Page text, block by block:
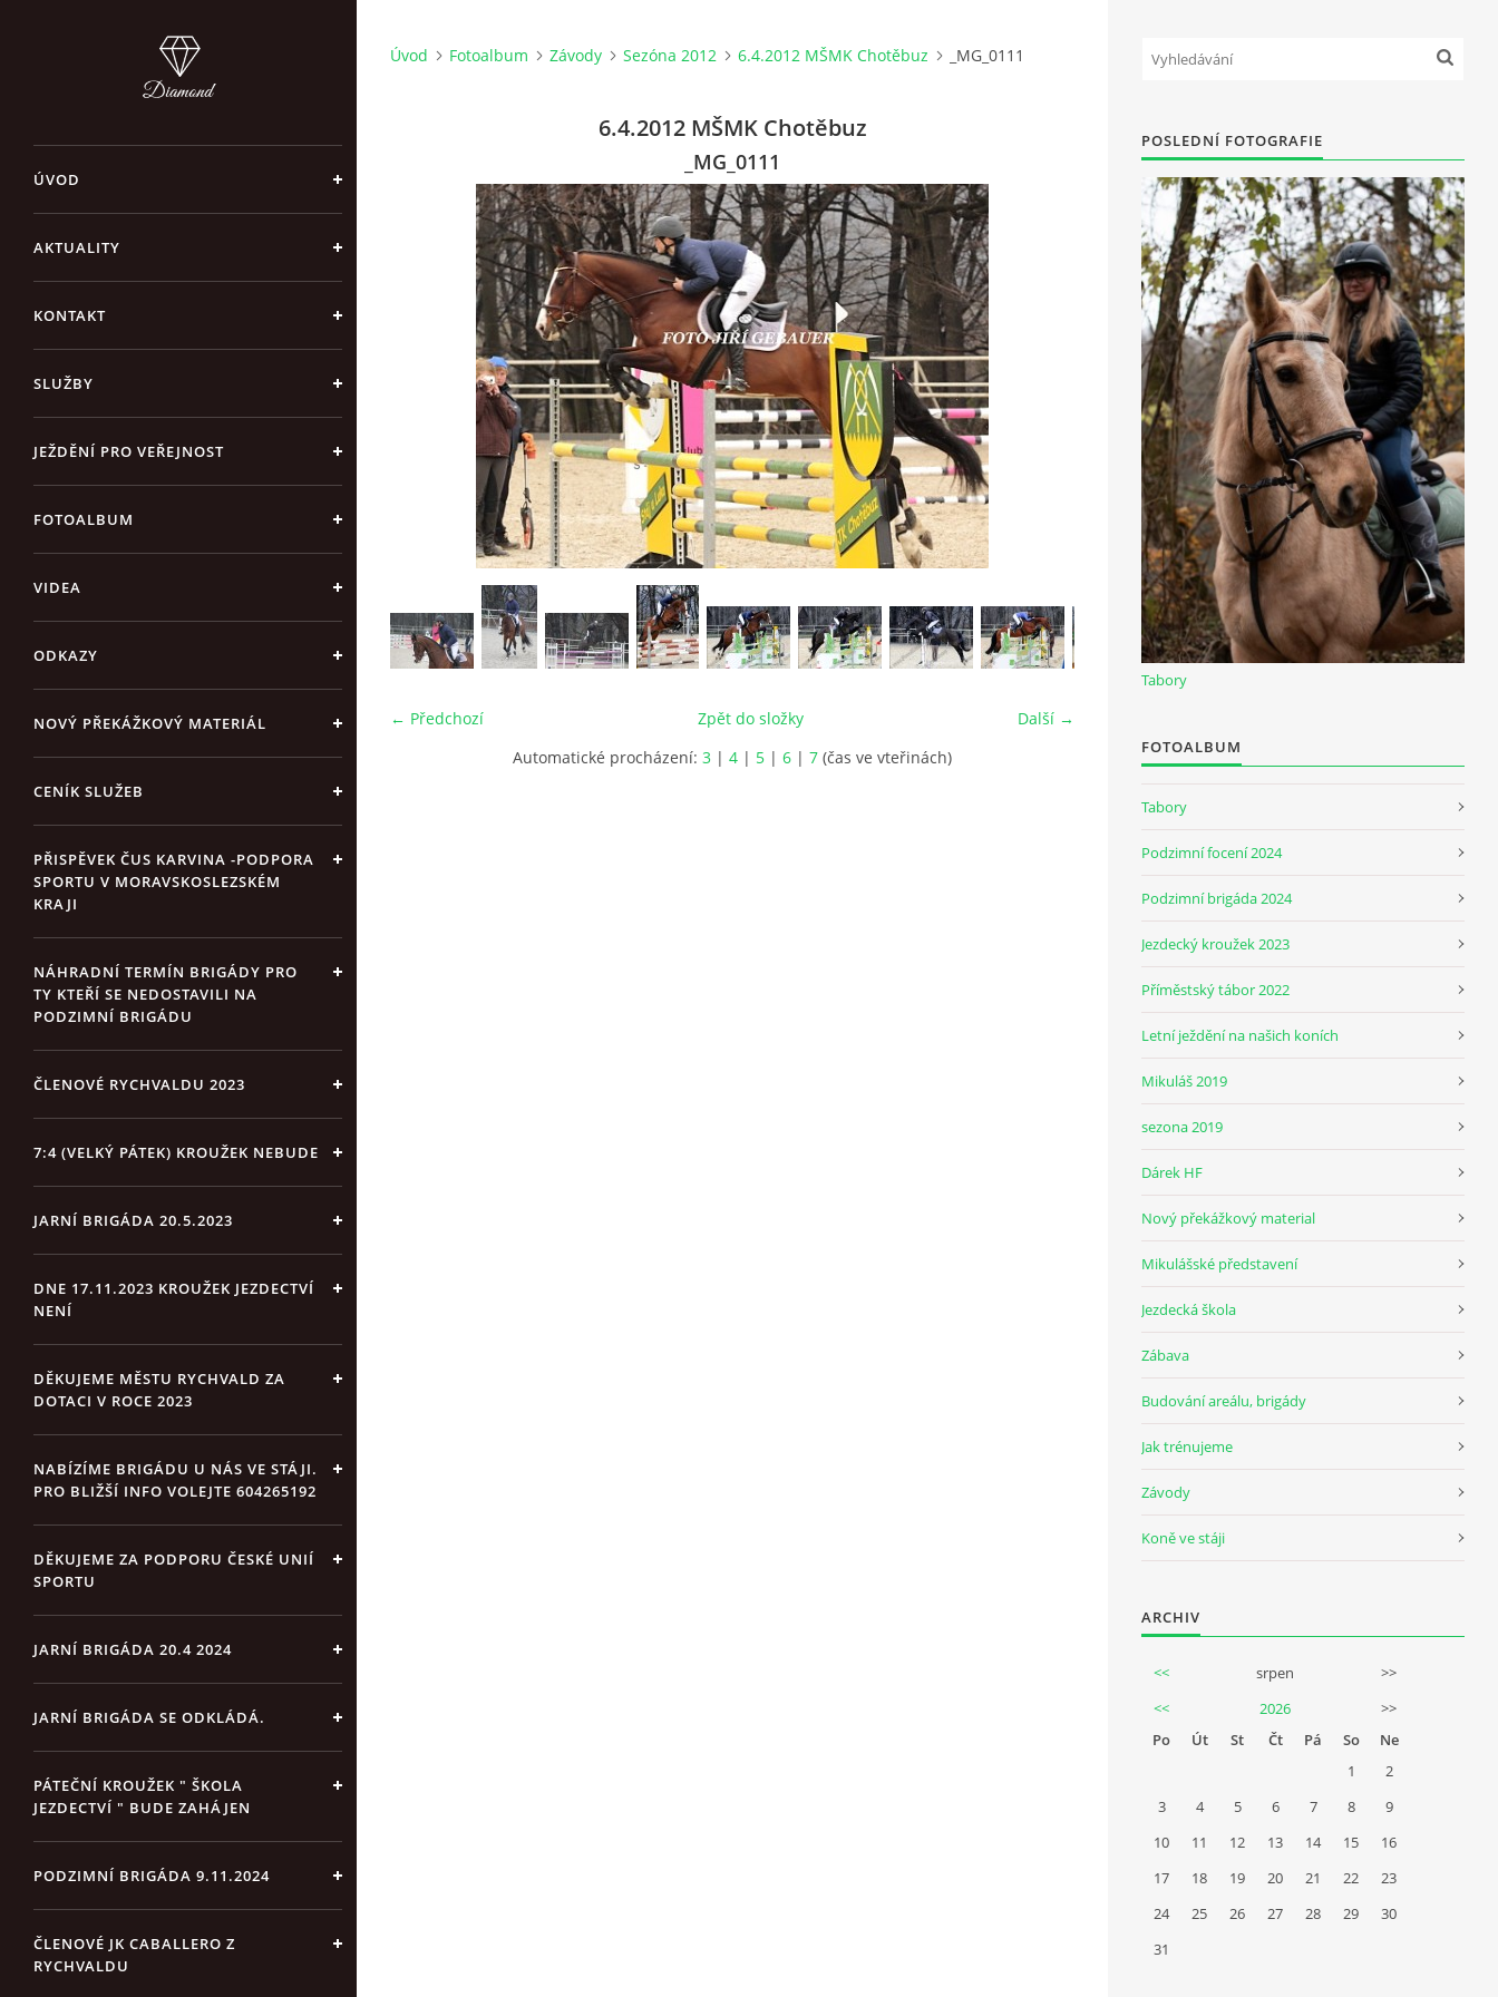
ÚVOD
AKTUALITY
KONTAKT
SLUŽBY
JEŽDĚNÍ PRO VEŘEJNOST
FOTOALBUM
VIDEA
ODKAZY
NOVÝ PŘEKÁŽKOVÝ MATERIÁL
CENÍK SLUŽEB
PŘISPĚVEK ČUS KARVINA -PODPORA
SPORTU V MORAVSKOSLEZSKÉM
KRAJI
NÁHRADNÍ TERMÍN BRIGÁDY PRO
TY KTEŘÍ SE NEDOSTAVILI NA
PODZIMNÍ BRIGÁDU
ČLENOVÉ RYCHVALDU 2023
7:4 (VELKÝ PÁTEK) KROUŽEK NEBUDE
JARNÍ BRIGÁDA 20.5.2023
DNE 17.11.2023 KROUŽEK JEZDECTVÍ
NENÍ
DĚKUJEME MĚSTU RYCHVALD ZA
DOTACI V ROCE 2023
NABÍZÍME BRIGÁDU U NÁS VE STÁJI.
PRO BLIŽŠÍ INFO VOLEJTE 604265192
DĚKUJEME ZA PODPORU ČESKÉ UNIÍ
SPORTU
JARNÍ BRIGÁDA 20.4 2024
JARNÍ BRIGÁDA SE ODKLÁDÁ.
PÁTEČNÍ KROUŽEK " ŠKOLA
JEZDECTVÍ " BUDE ZAHÁJEN
PODZIMNÍ BRIGÁDA 9.11.2024
ČLENOVÉ JK CABALLERO Z
RYCHVALDU
Úvod Fotoalbum Závody Sezóna 2012 6.4.2012 MŠMK Chotěbuz _MG_0111
6.4.2012 MŠMK Chotěbuz
_MG_0111
← Předchozí Další →
Zpět do složky
Automatické procházení: 3 | 4 | 5 | 6 | 7 (čas ve vteřinách)
POSLEDNÍ FOTOGRAFIE
Tabory
FOTOALBUM
Tabory
Podzimní focení 2024
Podzimní brigáda 2024
Jezdecký kroužek 2023
Příměstský tábor 2022
Letní ježdění na našich koních
Mikuláš 2019
sezona 2019
Dárek HF
Nový překážkový material
Mikulášské představení
Jezdecká škola
Zábava
Budování areálu, brigády
Jak trénujeme
Závody
Koně ve stáji
ARCHIV
<< srpen
>>
<<
2026
>>
Po
Út St Čt Pá So
Ne
1
2
3
4 5 6 7 8
9
10
11 12 13 14 15
16
17
18 19 20 21 22
23
24
25 26 27 28 29
30
31